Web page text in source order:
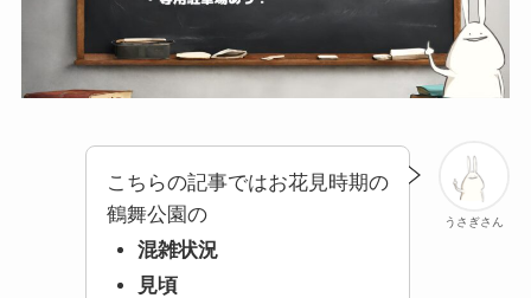
うさぎさん
こちらの記事ではお花見時期の
鶴舞公園の
混雑状況
見頃